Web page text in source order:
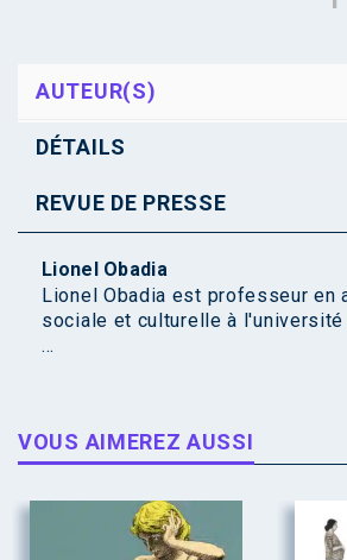
AUTEUR(S)
DÉTAILS
REVUE DE PRESSE
Lionel Obadia
Lionel Obadia est professeur en
sociale et culturelle à l'université
...
VOUS AIMEREZ AUSSI